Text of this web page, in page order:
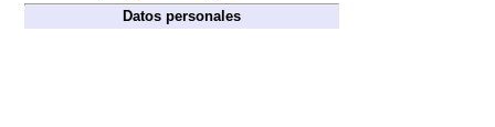
Datos personales